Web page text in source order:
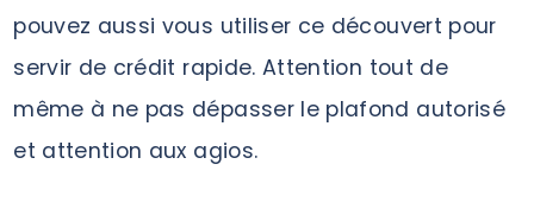
pouvez aussi vous utiliser ce découvert pour
servir de crédit rapide. Attention tout de
même à ne pas dépasser le plafond autorisé
et attention aux agios.